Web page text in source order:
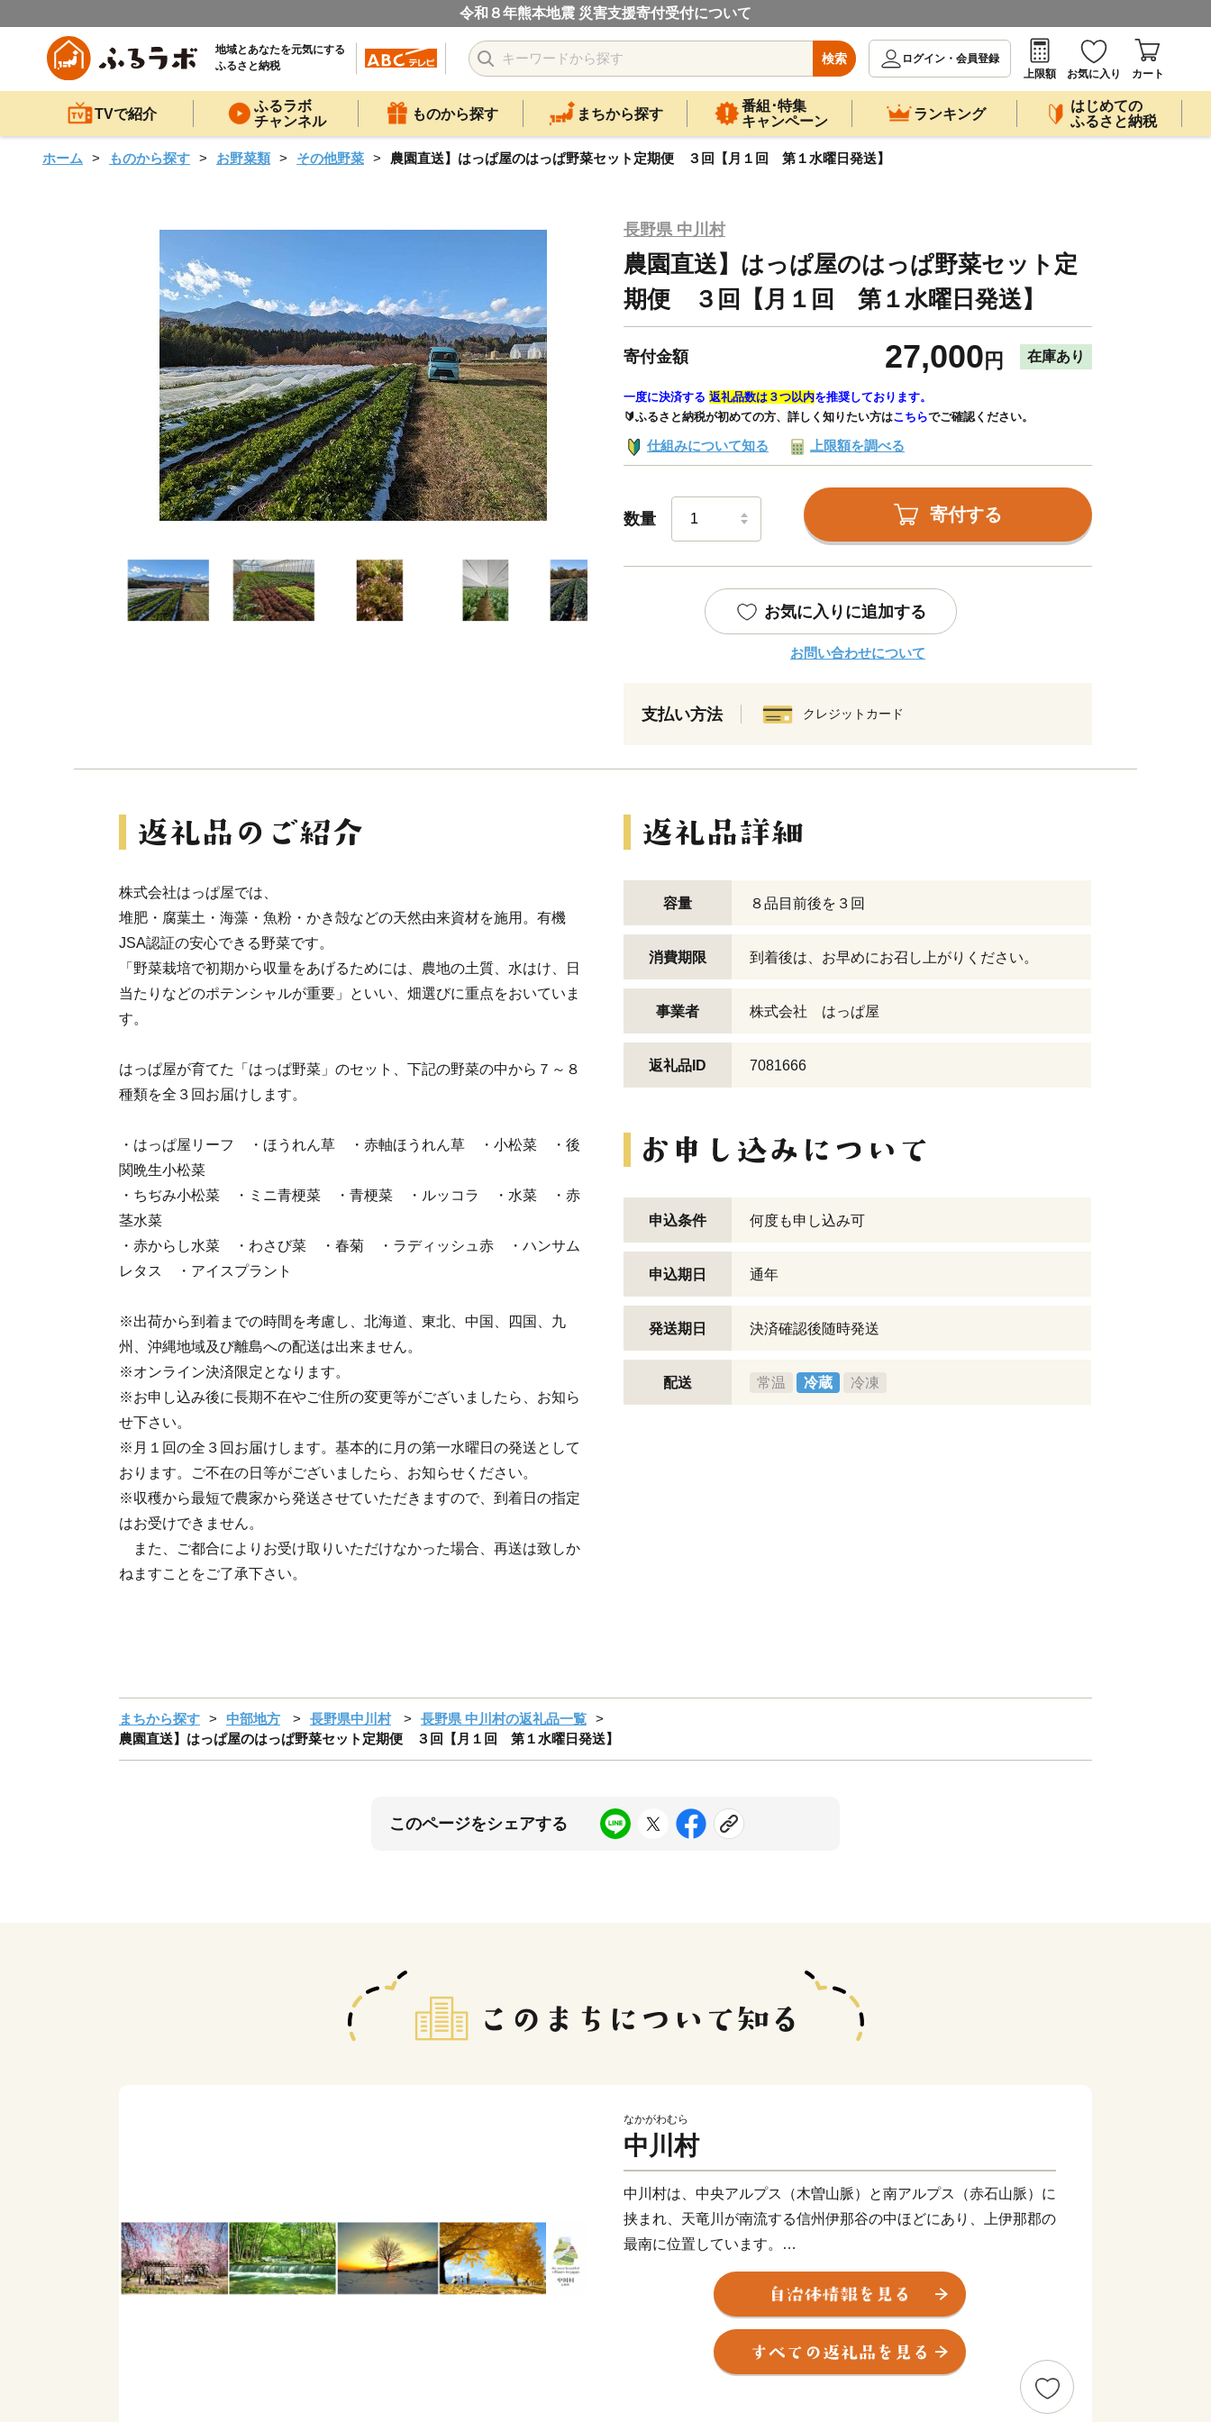
令和８年熊本地震 災害支援寄付受付について
地域とあなたを元気にする
ふるさと納税
検索
ログイン・会員登録
上限額
お気に入り カート
TVで紹介
ふるラボ
チャンネル
ものから探す まちから探す
番組･特集
キャンペーン
ランキング
はじめての
ふるさと納税
ホーム ものから探す お野菜類 その他野菜 農園直送】はっぱ屋のはっぱ野菜セット定期便 ３回【月１回 第１水曜日発送】
長野県 中川村
農園直送】はっぱ屋のはっぱ野菜セット定
期便 ３回【月１回 第１水曜日発送】
寄付金額 27,000 円 在庫あり
一度に決済する 返礼品数は３つ以内を推奨しております。
🔰ふるさと納税が初めての方、詳しく知りたい方はこちらでご確認ください。
仕組みについて知る 上限額を調べる
数量 寄付する
お気に入りに追加する
お問い合わせについて
支払い方法 クレジットカード
株式会社はっぱ屋では、
堆肥・腐葉土・海藻・魚粉・かき殻などの天然由来資材を施用。有機
JSA認証の安心できる野菜です。
「野菜栽培で初期から収量をあげるためには、農地の土質、水はけ、日
当たりなどのポテンシャルが重要」といい、畑選びに重点をおいていま
す。
はっぱ屋が育てた「はっぱ野菜」のセット、下記の野菜の中から７～８
種類を全３回お届けします。
・はっぱ屋リーフ ・ほうれん草 ・赤軸ほうれん草 ・小松菜 ・後
関晩生小松菜
・ちぢみ小松菜 ・ミニ青梗菜 ・青梗菜 ・ルッコラ ・水菜 ・赤
茎水菜
・赤からし水菜 ・わさび菜 ・春菊 ・ラディッシュ赤 ・ハンサム
レタス ・アイスプラント
※出荷から到着までの時間を考慮し、北海道、東北、中国、四国、九
州、沖縄地域及び離島への配送は出来ません。
※オンライン決済限定となります。
※お申し込み後に長期不在やご住所の変更等がございましたら、お知ら
せ下さい。
※月１回の全３回お届けします。基本的に月の第一水曜日の発送として
おります。ご不在の日等がございましたら、お知らせください。
※収穫から最短で農家から発送させていただきますので、到着日の指定
はお受けできません。
また、ご都合によりお受け取りいただけなかった場合、再送は致しか
ねますことをご了承下さい。
容量 ８品目前後を３回
消費期限 到着後は、お早めにお召し上がりください。
事業者 株式会社 はっぱ屋
返礼品ID 7081666
申込条件 何度も申し込み可
申込期日 通年
発送期日 決済確認後随時発送
配送 常温 冷蔵 冷凍
まちから探す 中部地方 長野県中川村
長野県 中川村の返礼品一覧
農園直送】はっぱ屋のはっぱ野菜セット定期便 ３回【月１回 第１水曜日発送】
このページをシェアする
なかがわむら
中川村
中川村は、中央アルプス（木曽山脈）と南アルプス（赤石山脈）に
挟まれ、天竜川が南流する信州伊那谷の中ほどにあり、上伊那郡の
最南に位置しています。
天竜川を中心に雄大なアルプス連峰を望み、美しい河岸段丘が広が
る自然公園中川村。四季を通じて様々な表情を見せるこの村には、
たくさんの宝物があります。その中でも、この恵まれた自然環境の
中で育てられる、りんご、梨、梅を中心とした果実栽培は、わたし
たちの村の多くの恵みを育む宝物であり、未来でもあります。